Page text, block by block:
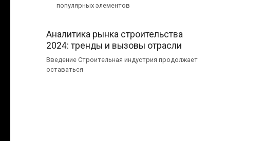
популярных элементов
Аналитика рынка строительства
2024: тренды и вызовы отрасли
Введение Строительная индустрия продолжает
оставаться